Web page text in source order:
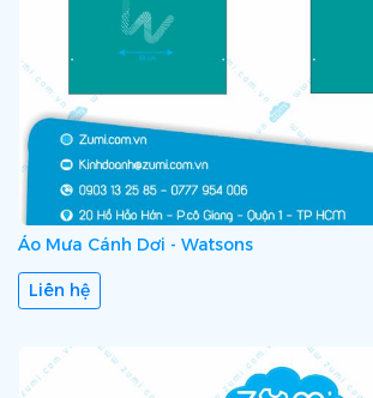
Áo Mưa Cánh Dơi - Watsons
Liên hệ